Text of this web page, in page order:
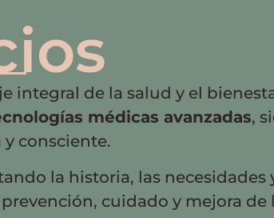
integral de la salud y el
médicas avanzadas,
consciente.
la historia, las necesidades
cuidado y mejora de